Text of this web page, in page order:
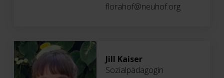
florahof@neuhof.org
Jill Kaiser
Sozialpädagogin